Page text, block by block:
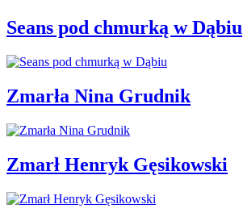
Seans pod chmurką w Dąbiu
Zmarła Nina Grudnik
Zmarł Henryk Gęsikowski